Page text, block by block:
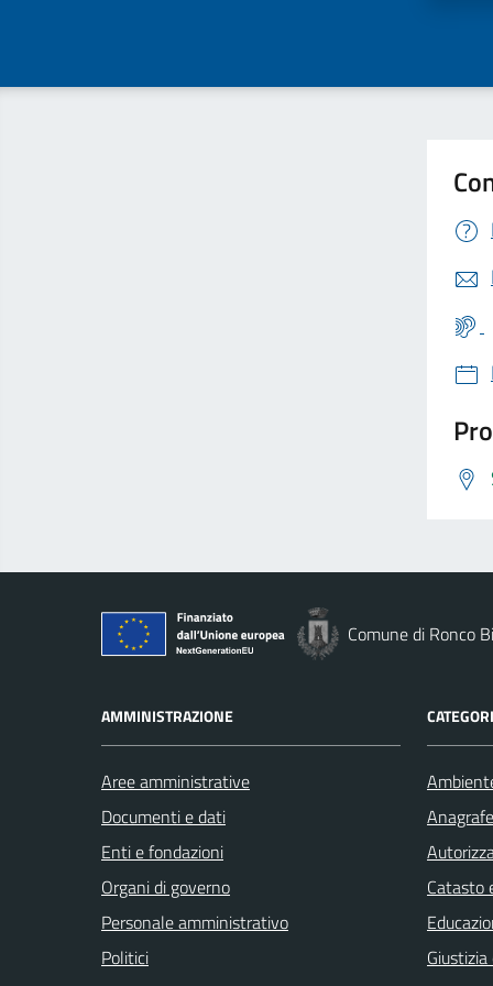
Comune di Ronco
AMMINISTRAZIONE
Aree amministrative
Documenti e dati
Enti e fondazioni
Organi di governo
Personale amministrativo
Politici
Catasto